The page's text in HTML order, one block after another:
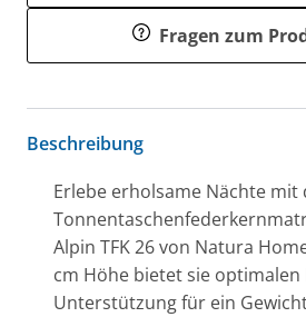
Fragen zum
Beschreibung
Erlebe erholsame Nächte mit
Alpin TFK 26 von Natura
cm Höhe bietet sie
Unterstützung für ein